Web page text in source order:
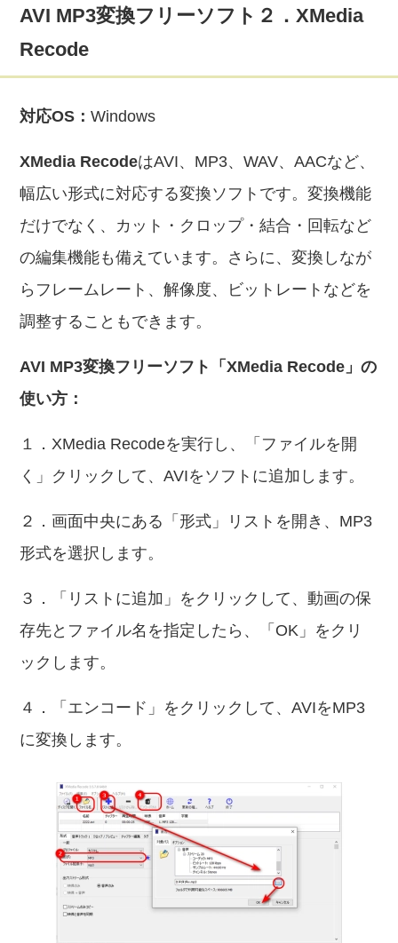
AVI MP3変換フリーソフト２．XMedia
Recode
対応OS：Windows
XMedia RecodeはAVI、MP3、WAV、AACなど、
幅広い形式に対応する変換ソフトです。変換機能
だけでなく、カット・クロップ・結合・回転など
の編集機能も備えています。さらに、変換しなが
らフレームレート、解像度、ビットレートなどを
調整することもできます。
AVI MP3変換フリーソフト「XMedia Recode」の
使い方：
１．XMedia Recodeを実行し、「ファイルを開
く」クリックして、AVIをソフトに追加します。
２．画面中央にある「形式」リストを開き、MP3
形式を選択します。
３．「リストに追加」をクリックして、動画の保
存先とファイル名を指定したら、「OK」をクリ
ックします。
４．「エンコード」をクリックして、AVIをMP3
に変換します。